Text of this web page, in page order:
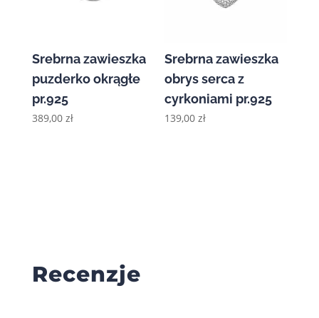
Srebrna zawieszka
puzderko okrągłe
pr.925
389,00 zł
Srebrna zawieszka
obrys serca z
cyrkoniami pr.925
139,00zł
Recenzje